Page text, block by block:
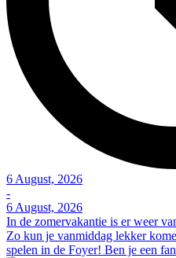
6 August, 2026
-
6 August, 2026
In de zomervakantie is er weer
Zo kun je vanmiddag lekker
spelen in de Foyer! Ben je een